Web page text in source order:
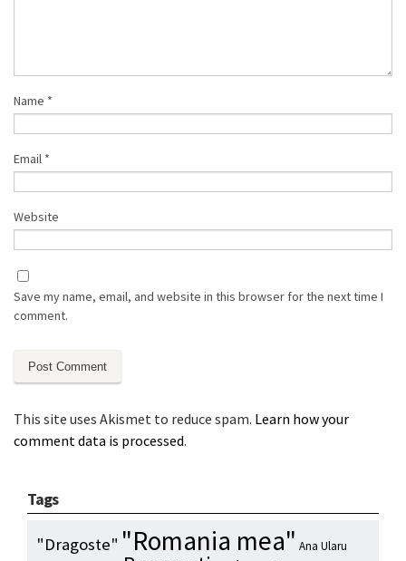
Name *
Email *
Website
Save my name, email, and website in this browser for the next time I
comment.
This site uses Akismet to reduce spam. Learn how your
comment data is processed.
Tags
"Dragoste" "Romania mea" Ana Ularu